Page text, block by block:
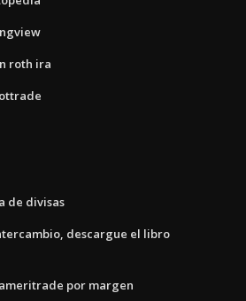
roth ira
de divisas
descargue el libro
por margen